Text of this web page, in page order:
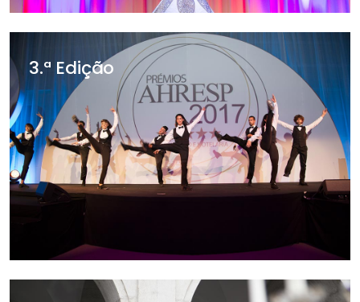
3.ª Edição